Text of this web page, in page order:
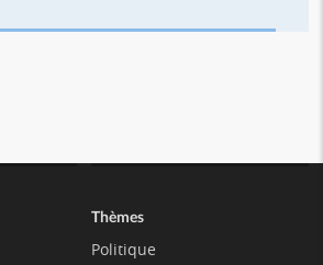
Thèmes
Politique